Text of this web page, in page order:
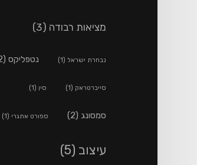
מציאות רבודה (3)
נבחרת ישראל (1) נטפליקס(2)
סייברטראק (1) סין (1)
סמסונג (2) ספורט אתגרי (1)
עיצוב (5)